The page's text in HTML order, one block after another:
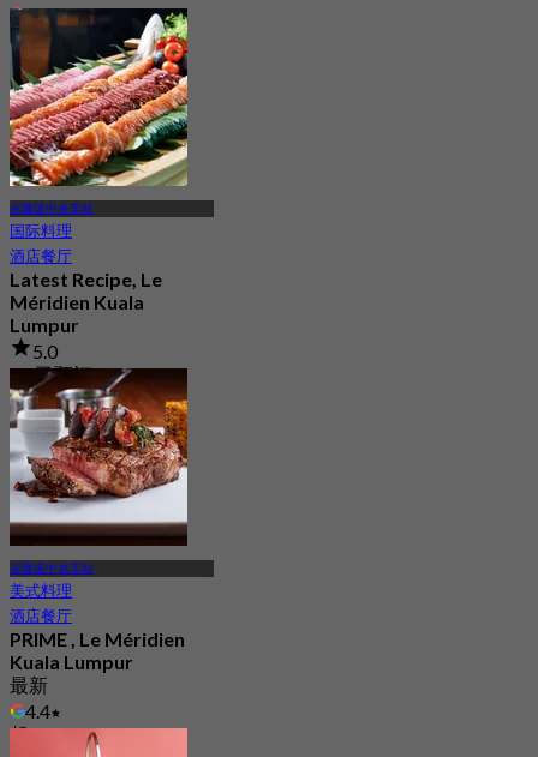
4.2
起
RM 96.66
吉隆坡中央车站
国际料理
酒店餐厅
Latest Recipe, Le
Méridien Kuala
Lumpur
5.0
14 已预订
起RM 178
吉隆坡中央车站
美式料理
酒店餐厅
PRIME , Le Méridien
Kuala Lumpur
最新
4.4
起RM 240